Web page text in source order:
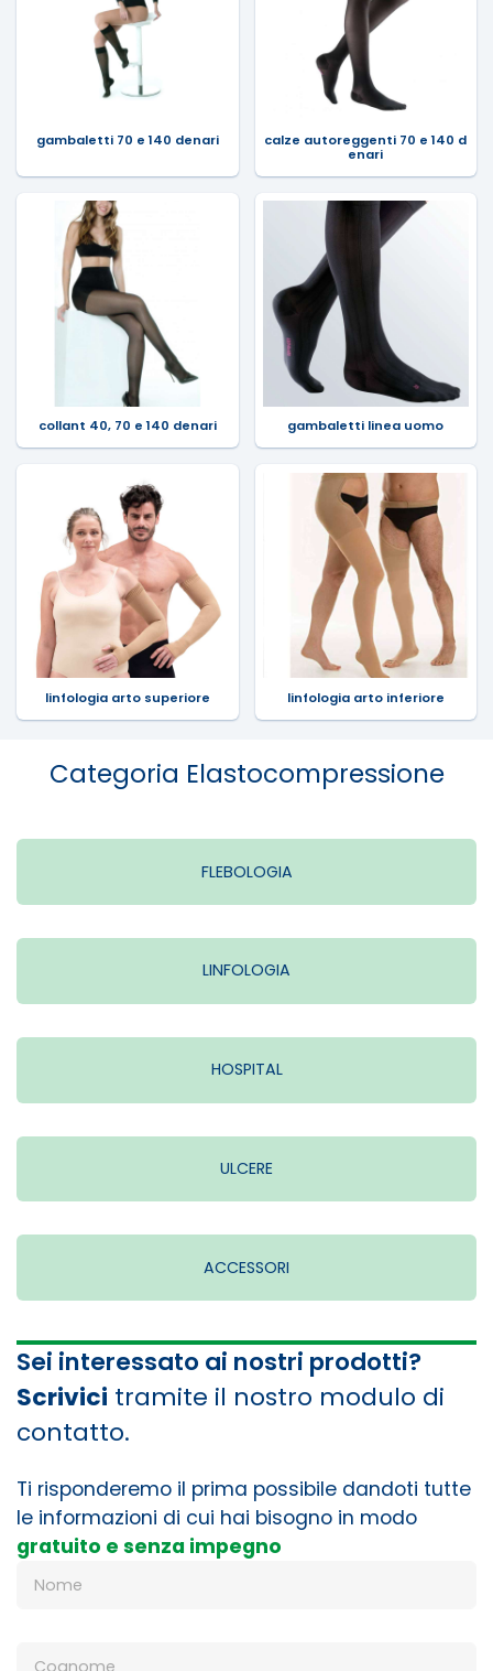
gambaletti 70 e 140 denari
calze autoreggenti 70 e 140 d
enari
collant 40, 70 e 140 denari gambaletti linea uomo
linfologia arto superiore linfologia arto inferiore
Categoria Elastocompressione
FLEBOLOGIA
LINFOLOGIA
HOSPITAL
ULCERE
ACCESSORI
Sei interessato ai nostri prodotti?
Scrivici tramite il nostro modulo di
contatto.
Ti risponderemo il prima possibile dandoti tutte
le informazioni di cui hai bisogno in modo
gratuito e senza impegno